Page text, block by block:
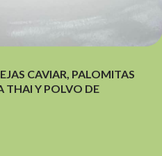
CAVIAR, PALOMITAS
THAI Y POLVO DE